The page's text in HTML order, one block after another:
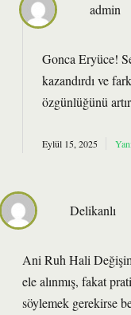
admin
Gonca Eryüce!
kazandırdı ve
özgünlüğünü
Eylül 15, 2025
Delikanlı
Ani Ruh Hali
ele alınmış, fakat
söylemek gerekirse